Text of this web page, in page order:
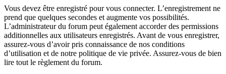
Vous devez être enregistré pour vous connecter. L’enregistrement ne
prend que quelques secondes et augmente vos possibilités.
L’administrateur du forum peut également accorder des permissions
additionnelles aux utilisateurs enregistrés. Avant de vous enregistrer,
assurez-vous d’avoir pris connaissance de nos conditions
d’utilisation et de notre politique de vie privée. Assurez-vous de bien
lire tout le règlement du forum.